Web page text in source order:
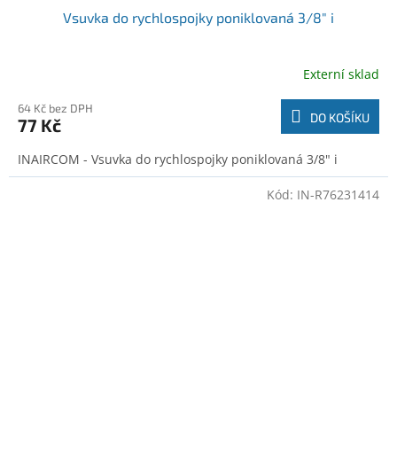
Vsuvka do rychlospojky poniklovaná 3/8" i
Externí sklad
64 Kč bez DPH
77 Kč DO KOŠÍKU
INAIRCOM - Vsuvka do rychlospojky poniklovaná 3/8" i
Kód: IN-R76231414